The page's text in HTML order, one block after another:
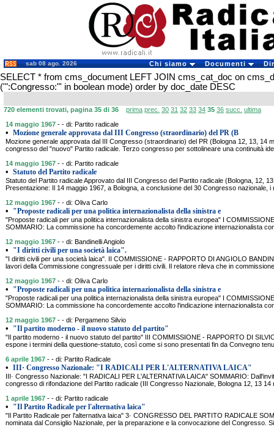
sab 08 ago. 2026 Chi siamo Documenti
SELECT * from cms_document LEFT JOIN cms_cat_doc on
('":Congresso:"' in boolean mode) order by doc_date DESC
720 elementi trovati, pagina 35 di 36 prima prec. 30 31 32 33 34 35 36 succ. ultima
14 maggio 1967 - - di: Partito radicale
• Mozione generale approvata dal III Congresso (straordinario) del PR (B
Mozione generale approvata dal III Congresso (straordinario) del PR (Bologna 12, 13, 14
congresso del "nuovo" Partito radicale. Terzo congresso per sottolineare una continuità
14 maggio 1967 - - di: Partito radicale
• Statuto del Partito radicale
Statuto del Partito radicale Approvato dal III Congresso del Partito radicale (Bologna, 12,
Presentazione: Il 14 maggio 1967, a Bologna, a conclusione del 30 Congresso nazionale, i
12 maggio 1967 - - di: Oliva Carlo
• "Proposte radicali per una politica internazionalista della sinistra e
"Proposte radicali per una politica internazionalista della sinistra europea" I
SOMMARIO: La commissione ha concordemente accolto l'indicazione internazionalista
12 maggio 1967 - - di: Bandinelli Angiolo
• "I diritti civili per una società laica".
"I diritti civili per una società laica". II COMMISSIONE - RAPPORTO DI ANGIOLO
lavori della Commissione congressuale per i diritti civili. Il relatore rileva che in
12 maggio 1967 - - di: Oliva Carlo
• "Proposte radicali per una politica internazionalista della sinistra e
"Proposte radicali per una politica internazionalista della sinistra europea" I
SOMMARIO: La commissione ha concordemente accolto l'indicazione internazionalista
12 maggio 1967 - - di: Pergameno Silvio
• "Il partito moderno - il nuovo statuto del partito"
"Il partito moderno - il nuovo statuto del partito" III COMMISSIONE - RAPPORTO DI
espone i termini della questione-statuto, così come si sono presentati fin da Convegno
6 aprile 1967 - - di: Partito Radicale
• III· Congresso Nazionale: "I RADICALI PER L'ALTERNATIVA LAICA"
III· Congresso Nazionale: "I RADICALI PER L'ALTERNATIVA LAICA" SOMMARIO:
congresso di rifondazione del Partito radicale (III Congresso Nazionale, Bologna 12, 13 14
1 aprile 1967 - - di: Partito radicale
• "Il Partito Radicale per l'alternativa laica"
"Il Partito Radicale per l'alternativa laica" 3· CONGRESSO DEL PARTITO RADICALE
nominata dal Consiglio Nazionale, per la preparazione e la convocazione del Congresso.